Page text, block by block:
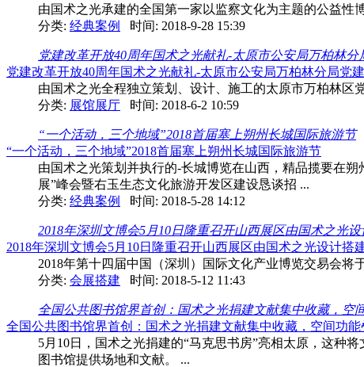
由国术之光承建的全国第一家以监察文化为主题的公益
分类: 经典案例 时间: 2018-9-28 15:39
党建改革开放40周年国术之光献礼-太原市公安局万柏林分
党建改革开放40周年国术之光献礼-太原市公安局万柏林分局党
由国术之光全程独立策划、设计、施工的太原市万柏林区
分类: 展馆展厅 时间: 2018-6-2 10:59
“一个活动，三个地域”2018首届塞上朔州长城国际旅游节
“一个活动，三个地域”2018首届塞上朔州长城国际旅游节
由国术之光策划并执行的-长城博览在山西，精品揽要在
展”峰会暨右玉生态文化旅游开发区建设恳谈招 ...
分类: 经典案例 时间: 2018-5-28 14:12
2018年深圳文博会5月10日隆重召开山西展区由国术之光设
2018年深圳文博会5月10日隆重召开山西展区由国术之光设计搭
2018年第十四届中国（深圳）国际文化产业博览交易会将
分类: 会展搭建 时间: 2018-5-12 11:43
全国公共图书馆界首创：国术之光捐建文献集中收藏，空
全国公共图书馆界首创：国术之光捐建文献集中收藏，空间功
5月10日，国术之光捐建的“马克思书房”亮相太原，这种
图书馆提供场地和文献。 ...